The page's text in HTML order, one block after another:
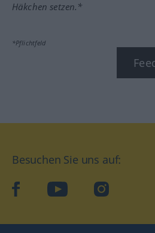
Häkchen setzen.*
*Pflichtfeld
Besuchen Sie uns auf:
facebookYouTube Instagram